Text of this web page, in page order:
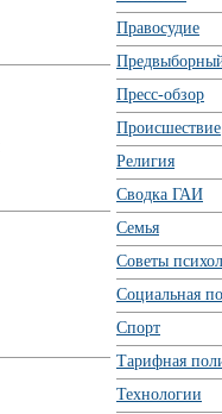
Правосудие
Пресс-обзор
Происшествие
Религия
Сводка ГАИ
Семья
Советы
Социальная
Спорт
Тарифная
Технологии